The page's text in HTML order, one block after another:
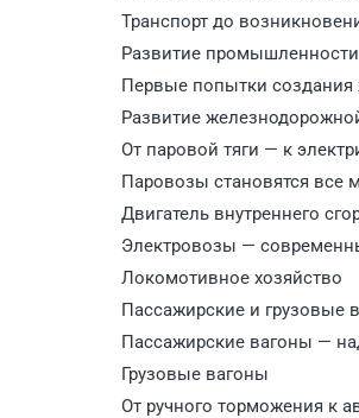
Транспорт до
Развитие
Первые попытки создания
Развитие
От паровой тяги — к
Паровозы становятся все
Двигатель внутреннего
Электровозы —
Локомотивное хозяйство
Пассажирские и грузовые
Пассажирские вагоны —
Грузовые вагоны
От ручного торможения к